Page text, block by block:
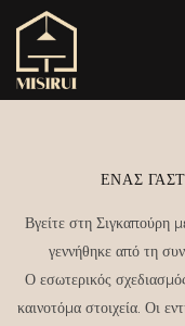
ΈΝΑΣ
Βγείτε στη Σιγκαπούρη
γεννήθηκε από τη
Ο εσωτερικός
καινοτόμα στοιχεία. Οι